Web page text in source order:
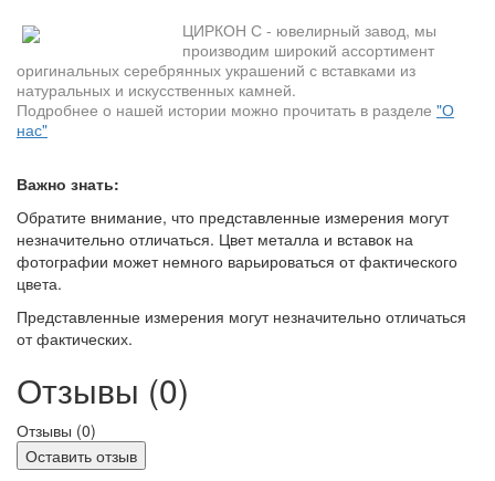
ЦИРКОН С - ювелирный завод, мы
производим широкий ассортимент
оригинальных серебрянных украшений с вставками из
натуральных и искусственных камней.
Подробнее о нашей истории можно прочитать в разделе "О
нас"
Важно знать:
Обратите внимание, что представленные измерения могут
незначительно отличаться. Цвет металла и вставок на
фотографии может немного варьироваться от фактического
цвета.
Представленные измерения могут незначительно отличаться
от фактических.
Отзывы (0)
Отзывы (0)
Оставить отзыв